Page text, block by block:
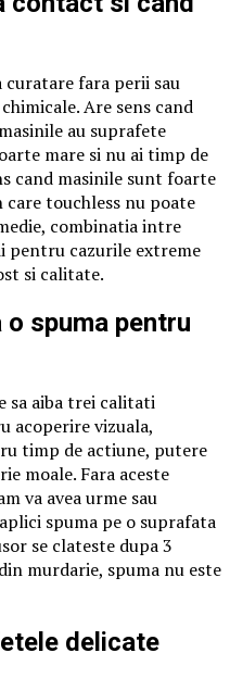
curatare fara perii sau
Are sens cand
au suprafete
mare si nu ai timp de
cand masinile sunt foarte
touchless nu poate
combinatia intre
pentru cazurile extreme
si calitate.
spuma pentru
sa aiba trei calitati
acoperire vizuala,
timp de actiune, putere
moale. Fara aceste
va avea urme sau
spuma pe o suprafata
se clateste dupa 3
murdarie, spuma nu este
delicate